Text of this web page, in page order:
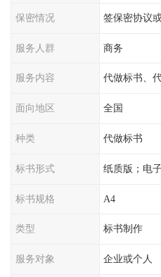
保密情况 签保密协议
服务人群 商务
服务内容 代做标书、
面向地区 全国
种类 代做标书
标书形式 纸质版；电
标书规格 A4
类型 标书制作
服务对象 企业或个人